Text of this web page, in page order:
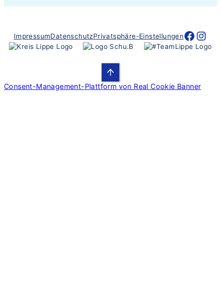
ImpressumDatenschutzPrivatsphäre-EinstellungenNacht der Ausbildung
Nacht der
Consent-Management-Plattform von Real Cookie Banner